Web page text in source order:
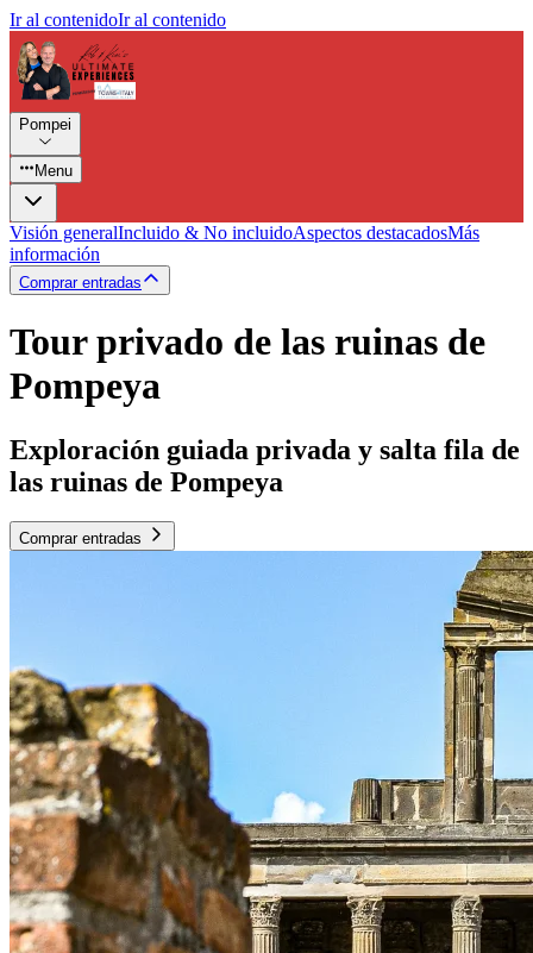
Ir al contenidoIr al contenido
Pompei
Menu
Visión generalIncluido & No incluidoAspectos destacadosMás
información
Comprar entradas
Tour privado de las ruinas de
Pompeya
Exploración guiada privada y salta fila de
las ruinas de Pompeya
Comprar entradas